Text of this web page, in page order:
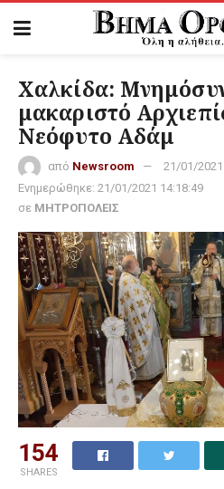
Χαλκίδα:
μακαριστό
Νεόφυτο Αδάμ
από Newsroom
21/01/2021
Ενημερώθηκε: 21/01/2021 14:18:49
σε ΜΗΤΡΟΠΟΛΕΙΣ
154
SHARES